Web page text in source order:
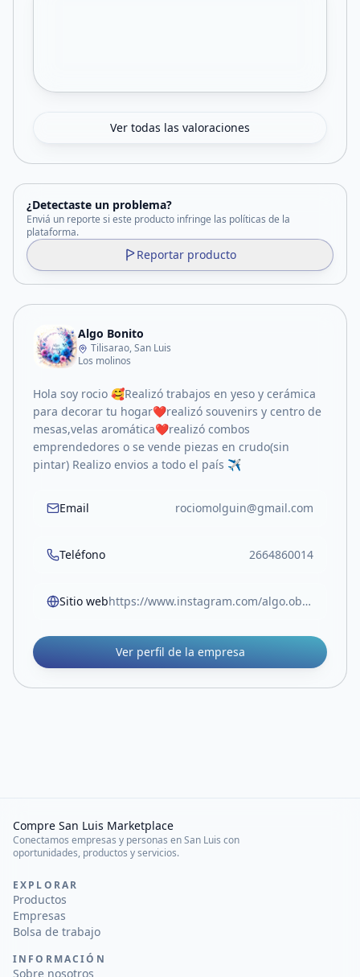
Ver todas las valoraciones
¿Detectaste un problema?
Enviá un reporte si este producto infringe las políticas de la
plataforma.
Reportar producto
Algo Bonito
Tilisarao, San Luis
Los molinos
Hola soy rocio 🥰Realizó trabajos en yeso y cerámica
para decorar tu hogar❤️realizó souvenirs y centro de
mesas,velas aromática❤️realizó combos
emprendedores o se vende piezas en crudo(sin
pintar) Realizo envios a todo el país ✈️
Email rociomolguin@gmail.com
Teléfono 2664860014
Sitio web https://www.instagram.com/algo.obonit0?igsh=enplYXF3MzY5NW4x
Ver perfil de la empresa
Compre San Luis Marketplace
Conectamos empresas y personas en San Luis con
oportunidades, productos y servicios.
EXPLORAR
Productos
Empresas
Bolsa de trabajo
INFORMACIÓN
Sobre nosotros